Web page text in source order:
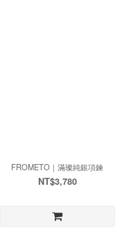
FROMETO｜滿璨純銀項鍊
NT$3,780